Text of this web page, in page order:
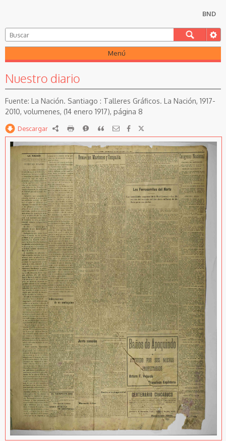
BND
Menú
Nuestro diario
La Nación. Santiago : Talleres Gráficos. La Nación, 1917-
2010, volumenes, (14 enero 1917), página 8
Descargar RDF imprimirReportarCitar